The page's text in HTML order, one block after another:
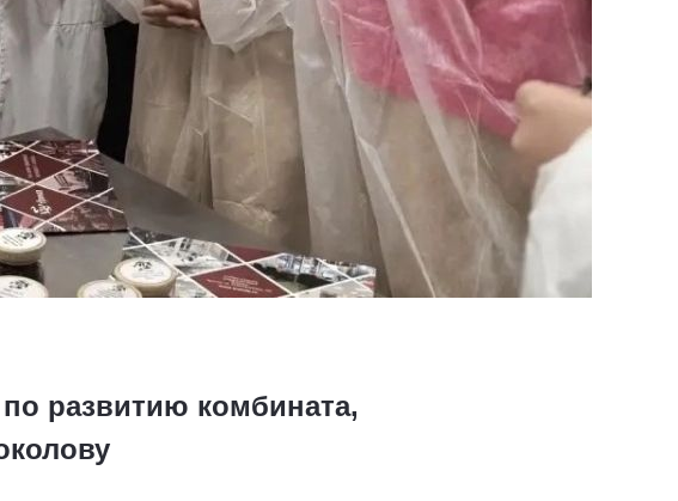
развитию комбината,